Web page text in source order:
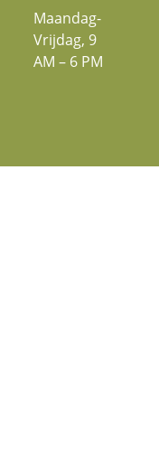
Maandag-
Vrijdag, 9
AM – 6 PM